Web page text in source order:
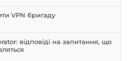
VPN бригаду
відповіді на запитання, що